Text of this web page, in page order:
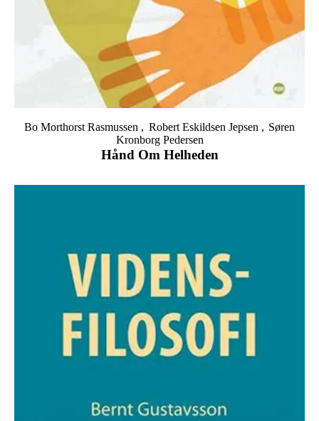
Hånd Om Helheden
Bo Morthorst Rasmussen Robert Eskildsen Jepsen
Søren
Kronborg Pedersen